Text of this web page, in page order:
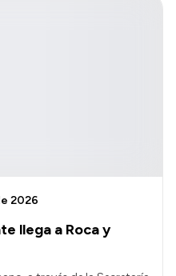
llega a Roca y
2026